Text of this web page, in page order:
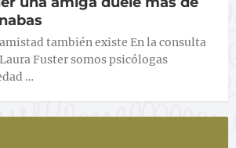
también existe En la consulta
Fuster somos psicólogas
…